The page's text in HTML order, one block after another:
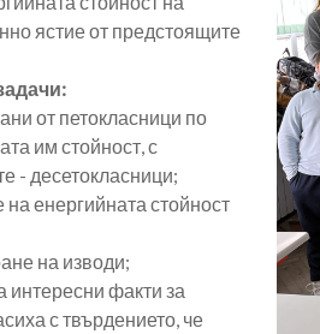
ястие от предстоящите
от петокласници по
им стойност, с
- десетокласници;
енергийната стойност
на изводи;
интересни факти за
с твърдението, че